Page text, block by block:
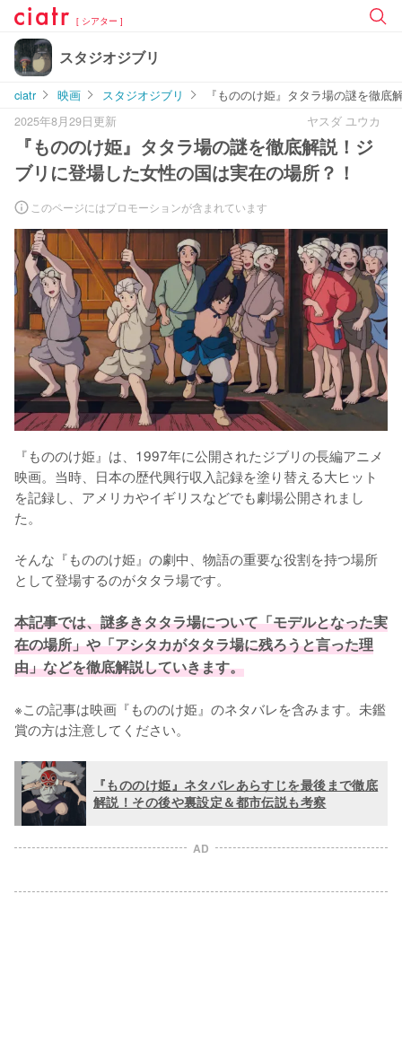
[ シアター ]
スタジオジブリ
ciatr 映画 スタジオジブリ
『もののけ姫』タタラ場の謎を徹
2025年8月29日更新
ヤスダ ユウカ
『もののけ姫』タタラ場の謎を徹底解説！ジ
ブリに登場した女性の国は実在の場所？！
このページにはプロモーションが含まれています
『もののけ姫』は、1997年に公開されたジブリの長編アニメ
映画。当時、日本の歴代興行収入記録を塗り替える大ヒット
を記録し、アメリカやイギリスなどでも劇場公開されまし
た。
そんな『もののけ姫』の劇中、物語の重要な役割を持つ場所
として登場するのがタタラ場です。
本記事では、謎多きタタラ場について「モデルとなった実
在の場所」や「アシタカがタタラ場に残ろうと言った理
由」などを徹底解説していきます。
※この記事は映画『もののけ姫』のネタバレを含みます。未鑑
賞の方は注意してください。
『もののけ姫』ネタバレあらすじを最後まで徹底
解説！その後や裏設定＆都市伝説も考察
AD